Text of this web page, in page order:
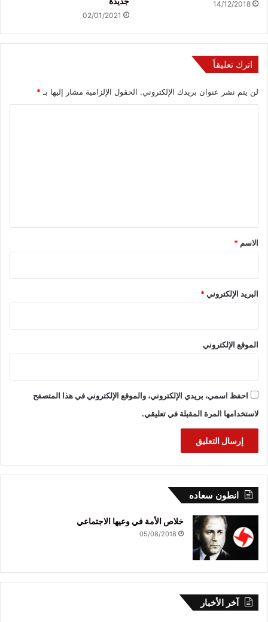
14/12/2018
02/01/2021
اترك تعليقاً
لن يتم نشر عنوان بريدك الإلكتروني. الحقول الإلزامية مشار إليها بـ*
*
الاسم *
البريد الإلكتروني*
الموقع الإلكتروني
احفظ اسمي، بريدي الإلكتروني، والموقع الإلكتروني في هذا المتصفح
لاستخدامها المرة المقبلة في تعليقي.
انطون سعاده
خلاص الأمة في وعيها الاجتماعي
05/08/2018
آخر الأخبار